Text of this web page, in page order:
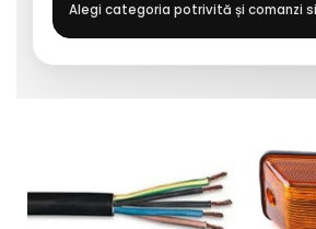
Alegi categoria potrivită și comanzi